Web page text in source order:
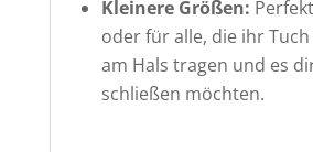
Kleinere Größen:
oder für alle, die ihr
am Hals tragen und es
schließen möchten.